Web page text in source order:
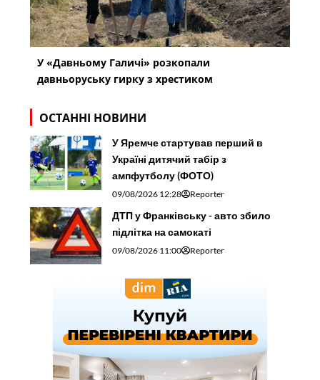
У «Давньому Галичі» розкопали
давньоруську гирку з хрестиком
ОСТАННІ НОВИНИ
У Яремче стартував перший в
Україні дитячий табір з
ампфутболу (ФОТО)
09/08/2026 12:28 Reporter
ДТП у Франківську - авто збило
підлітка на самокаті
09/08/2026 11:00 Reporter